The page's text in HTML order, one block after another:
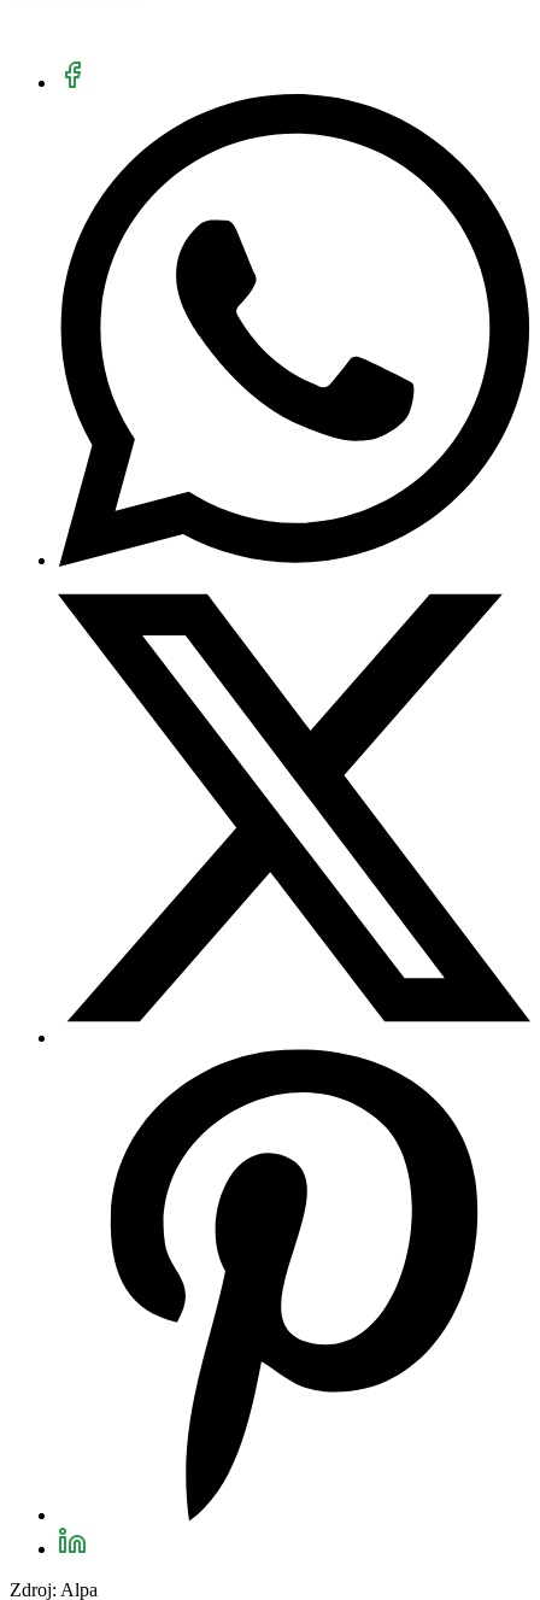
Zdroj: Alpa